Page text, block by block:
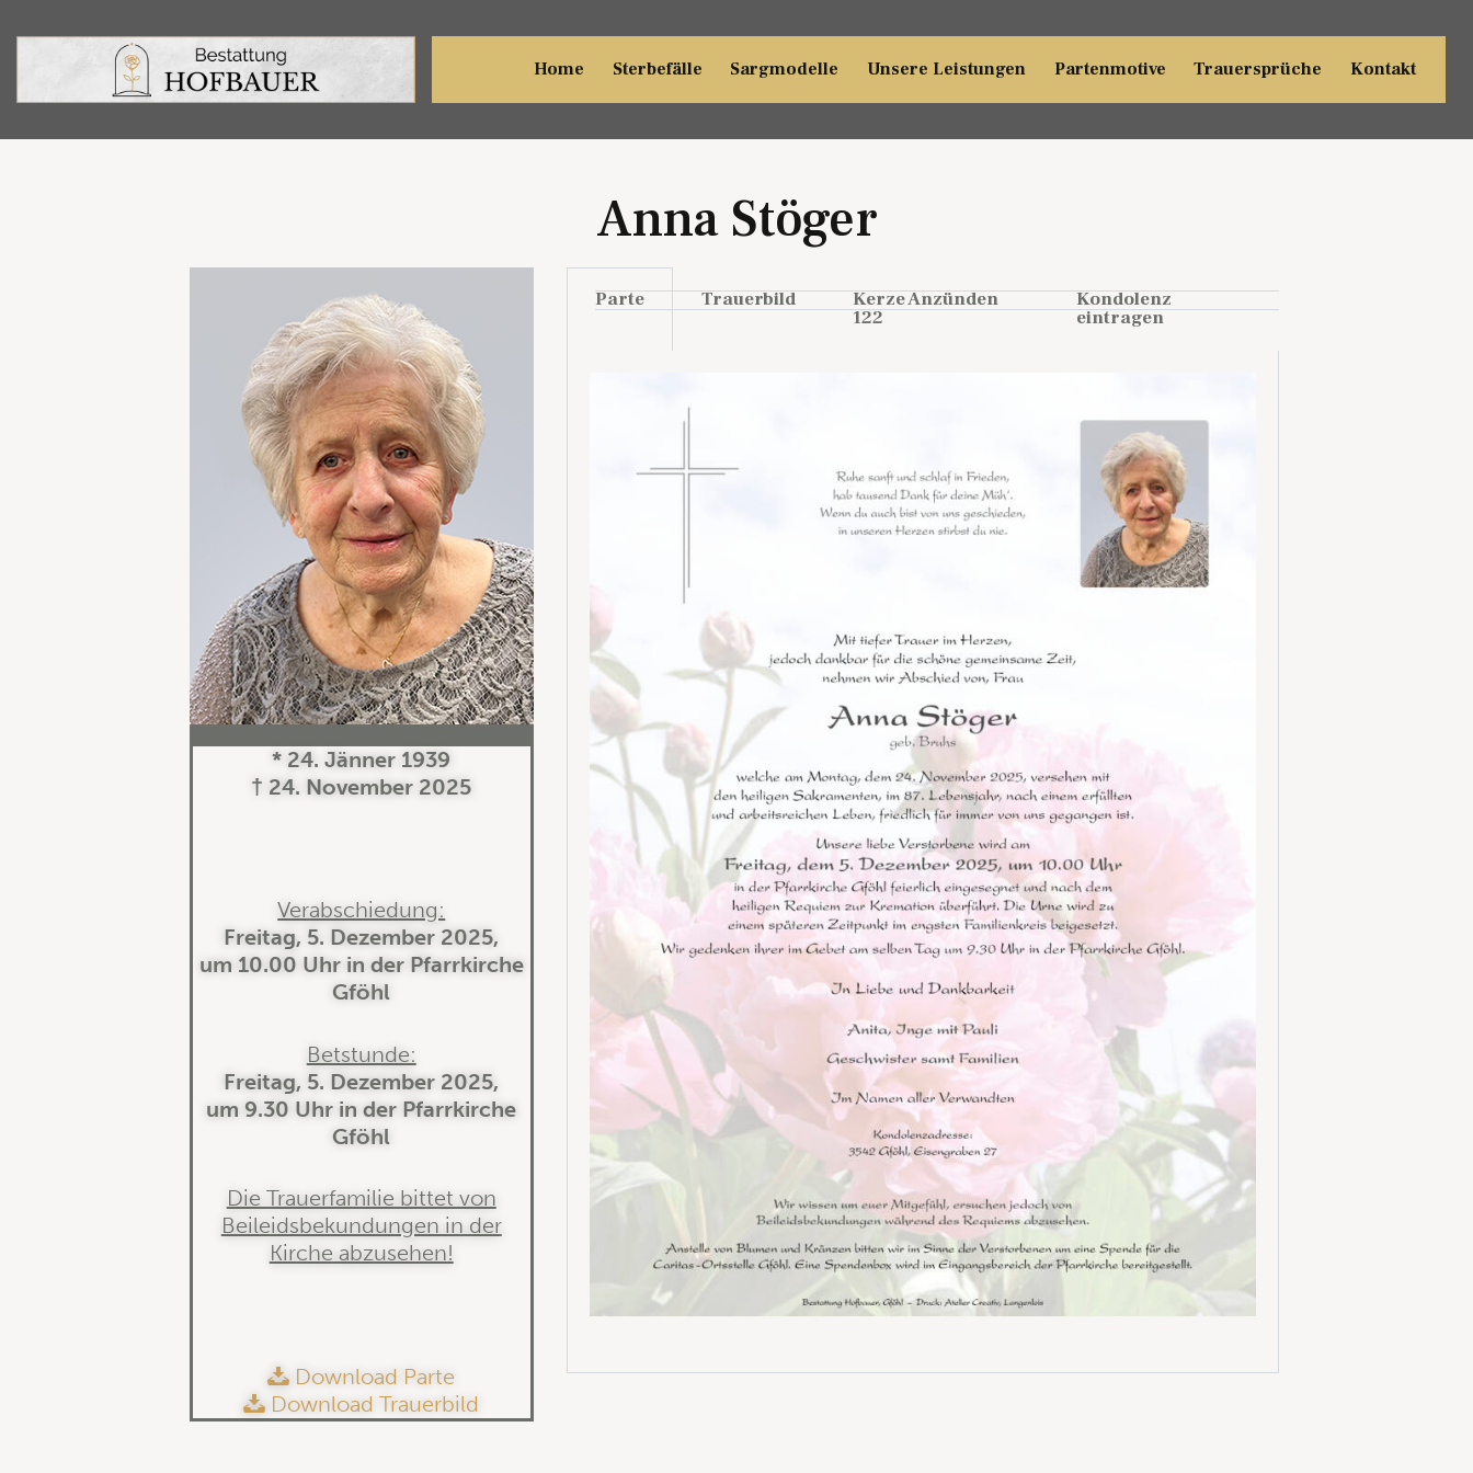
Home Sterbefälle Sargmodelle Unsere Leistungen Partenmotive Trauersprüche Kontakt
Anna Stöger
* 24. Jänner 1939
† 24. November 2025
Verabschiedung:
Freitag, 5. Dezember 2025,
um 10.00 Uhr in der Pfarrkirche
Gföhl
Betstunde:
Freitag, 5. Dezember 2025,
um 9.30 Uhr in der Pfarrkirche
Gföhl
Die Trauerfamilie bittet von
Beileidsbekundungen in der
Kirche abzusehen!
Download Parte
Download Trauerbild
Parte Trauerbild Kerze Anzünden
122
Kondolenz
eintragen